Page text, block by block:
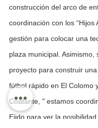
construcción del arco de
coordinación con los “Hijos
gestión para colocar una
plaza municipal. Asimismo,
proyecto para construir
fútbol rápido en El Colomo
Coatante, " estamos
Ejido para ver la